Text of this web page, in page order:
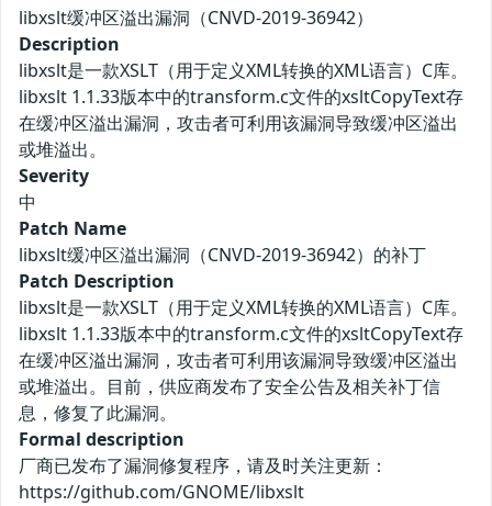
libxslt缓冲区溢出漏洞（CNVD-2019-36942）
Description
libxslt是一款XSLT（用于定义XML转换的XML语言）C库。
libxslt 1.1.33版本中的transform.c文件的xsltCopyText存
在缓冲区溢出漏洞，攻击者可利用该漏洞导致缓冲区溢出
或堆溢出。
Severity
中
Patch Name
libxslt缓冲区溢出漏洞（CNVD-2019-36942）的补丁
Patch Description
libxslt是一款XSLT（用于定义XML转换的XML语言）C库。
libxslt 1.1.33版本中的transform.c文件的xsltCopyText存
在缓冲区溢出漏洞，攻击者可利用该漏洞导致缓冲区溢出
或堆溢出。目前，供应商发布了安全公告及相关补丁信
息，修复了此漏洞。
Formal description
厂商已发布了漏洞修复程序，请及时关注更新：
https://github.com/GNOME/libxslt